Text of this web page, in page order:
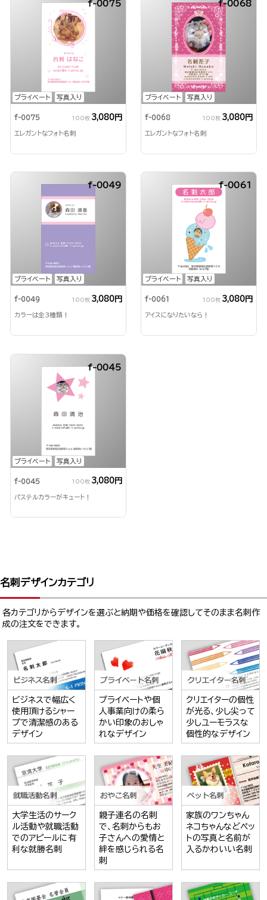
プライベート 写真入り
f-0075
f-0075 100枚 3,080円
エレガントなフォト名刺
プライベート 写真入り
f-0068
f-0068 100枚 3,080円
エレガントなフォト名刺
プライベート 写真入り
f-0049
f-0049 100枚 3,080円
カラーは全3種類！
プライベート 写真入り
f-0061
f-0061 100枚 3,080円
アイスになりたいなら！
プライベート 写真入り
f-0045
f-0045 100枚 3,080円
パステルカラーがキュート！
名刺デザインカテゴリ
各カテゴリからデザインを選ぶと納期や価格を確認してそのまま名刺作
成の注文をできます。
ビジネスで幅広く
使用頂けるシャー
プで清潔感のある
デザイン
プライベートや個
人事業向けの柔ら
かい印象のおしゃ
れなデザイン
クリエイターの個性
が光る、少し尖って
少しユーモラスな
個性的なデザイン
大学生活のサーク
ル活動や就職活動
でのアピールに有
利な就勝名刺
親子連名の名刺
で、名刺からもお
子さんへの愛情と
絆を感じられる名
刺
家族のワンちゃん
ネコちゃんなどペッ
トの写真と名前が
入るかわいい名刺